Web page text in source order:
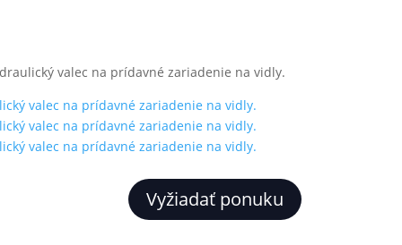
valec na prídavné zariadenie na vidly.
Vyžiadať ponuku